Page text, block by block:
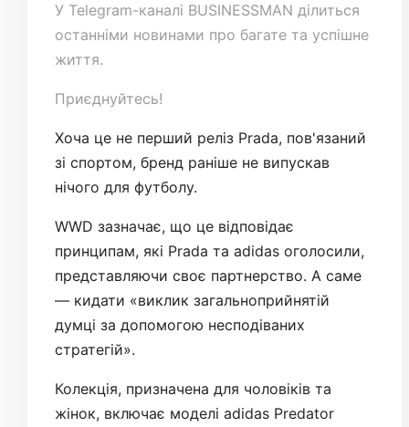
У Telegram-каналі BUSINESSMAN ділиться
останніми новинами про багате та успішне
життя.
Приєднуйтесь!
Хоча це не перший реліз Prada, пов'язаний
зі спортом, бренд раніше не випускав
нічого для футболу.
WWD зазначає, що це відповідає
принципам, які Prada та аdidas оголосили,
представляючи своє партнерство. А саме
— кидати «виклик загальноприйнятій
думці за допомогою несподіваних
стратегій».
Колекція, призначена для чоловіків та
жінок, включає моделі аdidas Predator